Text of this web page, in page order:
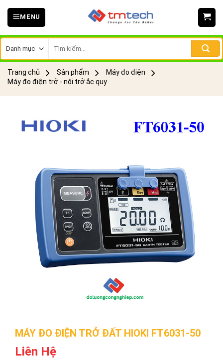
Skip
MENU
kiếm:
Trang chủ Sản phẩm
Máy đo điện
Máy đo điện trở - nội trở ắc quy
MÁY ĐO ĐIỆN TRỞ ĐẤT HIOKI FT6031-50
Liên Hệ